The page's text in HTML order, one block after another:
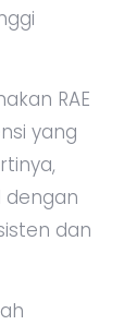
RAE
yang
dan